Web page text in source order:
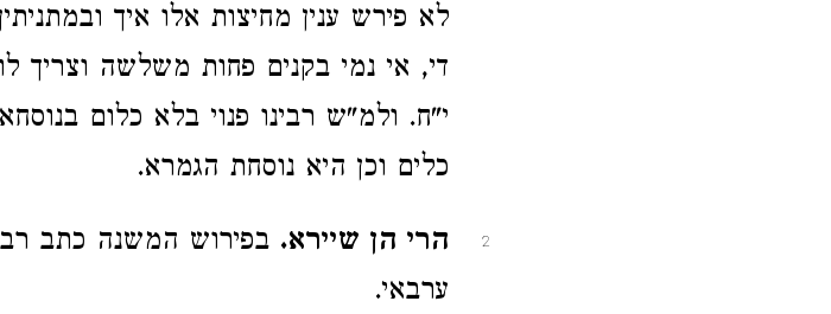
לא פירש ענין מחיצות אלו איך
די, אי נמי בקנים פחות משלשה וצריך
י"ח. ולמ"ש רבינו פנוי בלא כלום
כלים וכן היא נוסחת הגמרא.
2 הרי הן שיירא. בפירוש המשנה כתב
ערבאי.